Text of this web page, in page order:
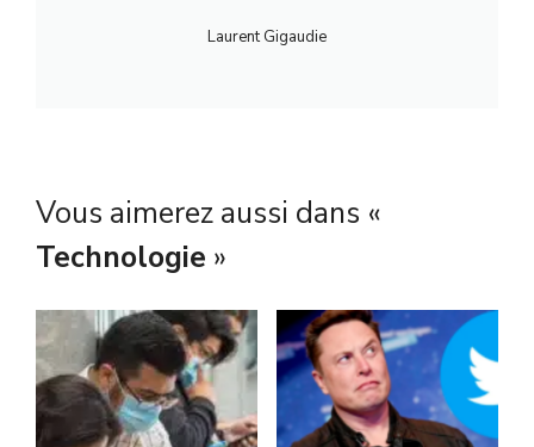
Laurent Gigaudie
Vous aimerez aussi dans «
Technologie »